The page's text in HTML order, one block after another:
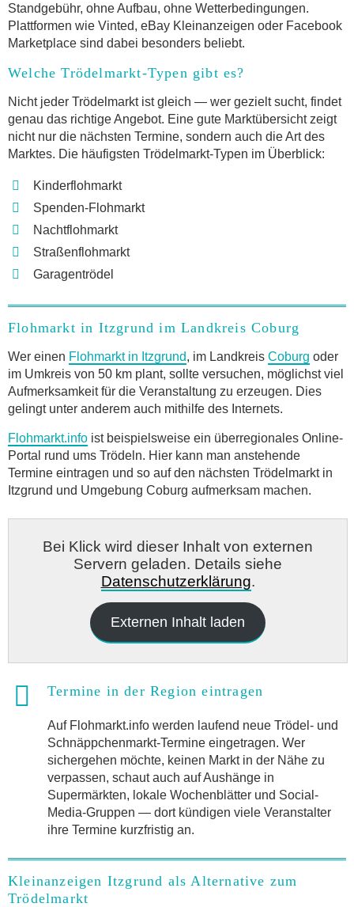
Standgebühr, ohne Aufbau, ohne Wetterbedingungen.
Plattformen wie Vinted, eBay Kleinanzeigen oder Facebook
Marketplace sind dabei besonders beliebt.
Welche Trödelmarkt-Typen gibt es?
Nicht jeder Trödelmarkt ist gleich — wer gezielt sucht, findet
genau das richtige Angebot. Eine gute Marktübersicht zeigt
nicht nur die nächsten Termine, sondern auch die Art des
Marktes. Die häufigsten Trödelmarkt-Typen im Überblick:
Kinderflohmarkt
Spenden-Flohmarkt
Nachtflohmarkt
Straßenflohmarkt
Garagentrödel
Flohmarkt in Itzgrund im Landkreis Coburg
Wer einen Flohmarkt in Itzgrund, im Landkreis Coburg oder
im Umkreis von 50 km plant, sollte versuchen, möglichst viel
Aufmerksamkeit für die Veranstaltung zu erzeugen. Dies
gelingt unter anderem auch mithilfe des Internets.
Flohmarkt.info ist beispielsweise ein überregionales Online-
Portal rund ums Trödeln. Hier kann man anstehende
Termine eintragen und so auf den nächsten Trödelmarkt in
Itzgrund und Umgebung Coburg aufmerksam machen.
Bei Klick wird dieser Inhalt von externen
Servern geladen. Details siehe
Datenschutzerklärung.
Externen Inhalt laden
Termine in der Region eintragen
Auf Flohmarkt.info werden laufend neue Trödel- und
Schnäppchenmarkt-Termine eingetragen. Wer
sichergehen möchte, keinen Markt in der Nähe zu
verpassen, schaut auch auf Aushänge in
Supermärkten, lokale Wochenblätter und Social-
Media-Gruppen — dort kündigen viele Veranstalter
ihre Termine kurzfristig an.
Kleinanzeigen Itzgrund als Alternative zum
Trödelmarkt